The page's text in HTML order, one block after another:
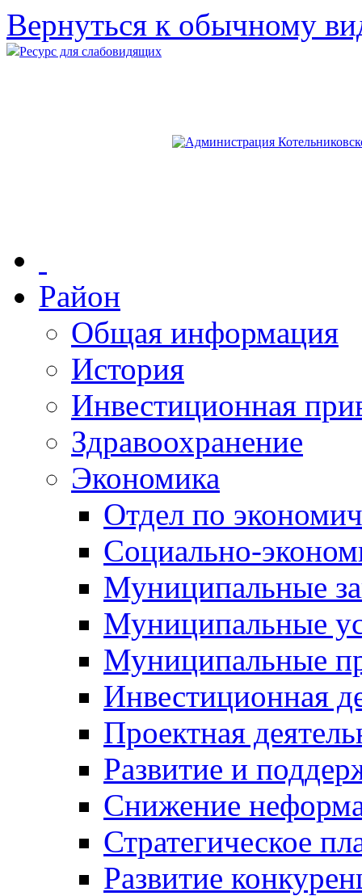
Вернуться к обычному
Ресурс для слабовидящих
Район
Общая информация
История
Инвестиционная
Здравоохранение
Экономика
Отдел по
Социально-
Муниципальные
Муниципальные
Муниципальные
Инвестиционная
Проектная
Развитие и
Снижение
Стратегическое
Развитие